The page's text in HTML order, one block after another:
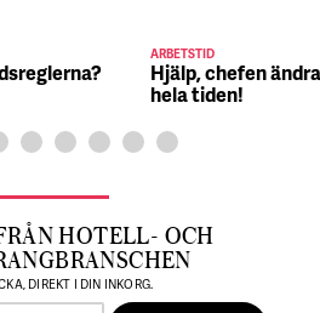
ARBETSTID
Hjälp, chefen
hela tiden!
HOTELL- OCH
DIREKT I DIN INKORG.